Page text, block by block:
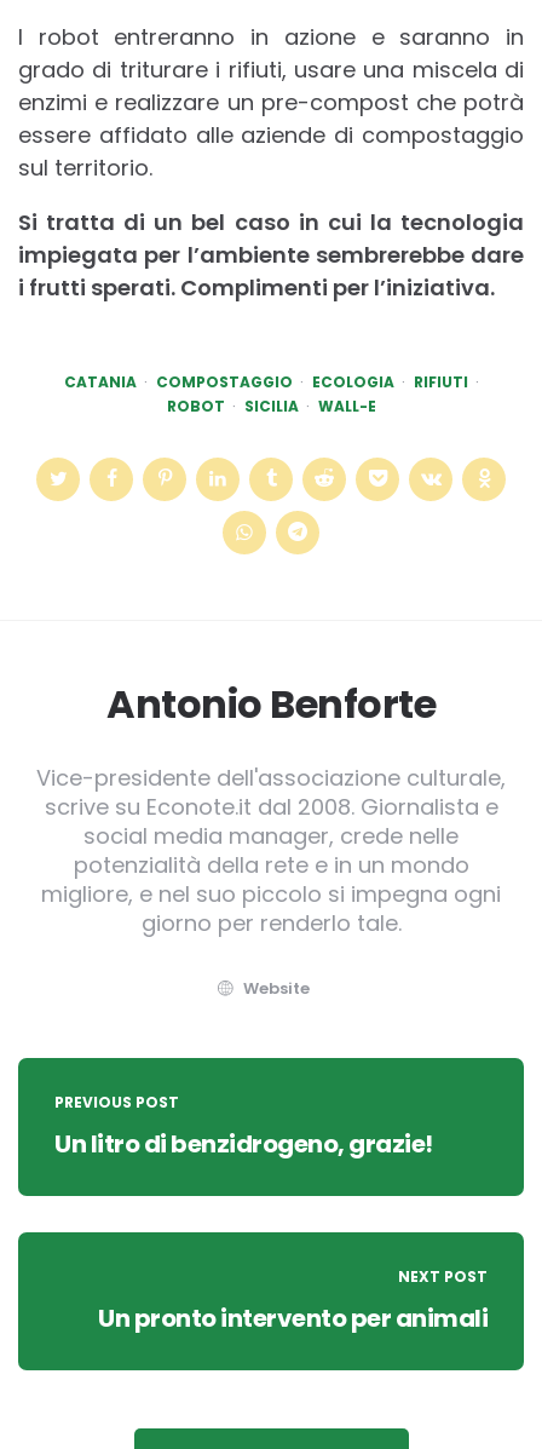
I robot entreranno in azione e saranno in
grado di triturare i rifiuti, usare una miscela di
enzimi e realizzare un pre-compost che potrà
essere affidato alle aziende di compostaggio
sul territorio.
Si tratta di un bel caso in cui la tecnologia
impiegata per l’ambiente sembrerebbe dare
i frutti sperati. Complimenti per l’iniziativa.
CATANIA COMPOSTAGGIO ECOLOGIA
RIFIUTI
ROBOT
SICILIA WALL-E
Antonio Benforte
Vice-presidente dell'associazione culturale,
scrive su Econote.it dal 2008. Giornalista e
social media manager, crede nelle
potenzialità della rete e in un mondo
migliore, e nel suo piccolo si impegna ogni
giorno per renderlo tale.
Website
Post
navigation
PREVIOUS POST
Un litro di benzidrogeno, grazie!
NEXT POST
Un pronto intervento per animali